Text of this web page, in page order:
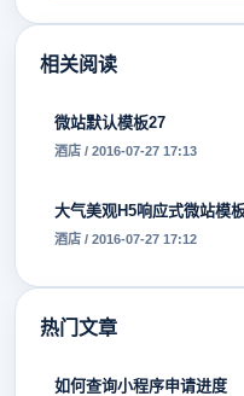
相关阅读
微站默认模板27
酒店 / 2016-07-27 17:13
大气美观H5响应式微站模
酒店 / 2016-07-27 17:12
热门文章
如何查询小程序申请进度